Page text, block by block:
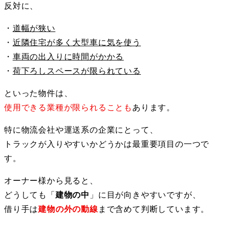
反対に、
・ 道幅が狭い
・ 近隣住宅が多く大型車に気を使う
・ 車両の出入りに時間がかかる
・ 荷下ろしスペースが限られている
といった物件は、
使用できる業種が限られることも あります。
特に物流会社や運送系の企業にとって、
トラックが入りやすいかどうかは最重要項目の一つで
す。
オーナー様から見ると、
どうしても「 建物の中 」に目が向きやすいですが、
借り手は建物の外の動線 まで含めて判断しています。